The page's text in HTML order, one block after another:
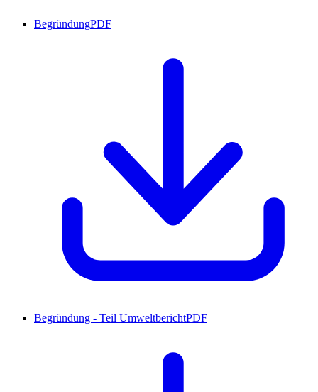
BegründungPDF
Begründung - Teil UmweltberichtPDF